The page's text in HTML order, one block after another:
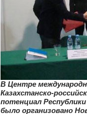
В Центре
Казахстанско-
потенциал
было организовано